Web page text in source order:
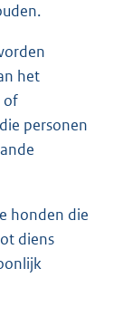
het
of
personen
honden die
diens